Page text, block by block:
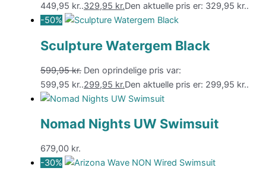
449,95 kr..329,95 kr.Den aktuelle pris er: 329,95 kr..
-50%
Sculpture Watergem Black
599,95kr. Den oprindelige pris var:
599,95 kr..299,95 kr.Den aktuelle pris er: 299,95 kr..
Nomad Nights UW Swimsuit
679,00 kr.
-30%